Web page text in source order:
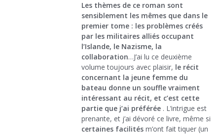
Les thèmes de ce roman sont
sensiblement les mêmes que dans le
premier tome : les problèmes créés
par les militaires alliés occupant
l’Islande, le Nazisme, la
collaboration…J’ai lu ce deuxième
volume toujours avec plaisir, le récit
concernant la jeune femme du
bateau donne un souffle vraiment
intéressant au récit, et c’est cette
partie que j’ai préférée . L’intrigue est
prenante, et j’ai dévoré ce livre, même si
certaines facilités m’ont fait tiquer (un